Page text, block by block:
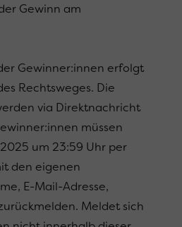
Gewinn am
Gewinner:innen erfolgt
Rechtsweges. Die
via Direktnachricht
müssen
um 23:59 Uhr per
den eigenen
E-Mail-Adresse,
Meldet sich